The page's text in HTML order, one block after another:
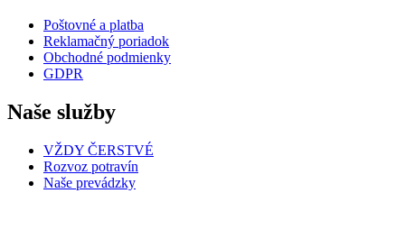
Poštovné a platba
Reklamačný poriadok
Obchodné podmienky
GDPR
Naše služby
VŽDY ČERSTVÉ
Rozvoz potravín
Naše prevádzky